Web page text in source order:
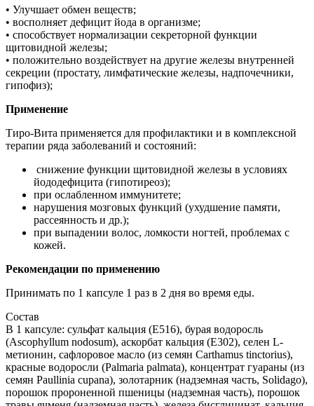
• Улучшает обмен веществ;
• восполняет дефицит йода в организме;
• способствует нормализации секреторной функции
щитовидной железы;
• положительно воздействует на другие железы внутренней
секреции (простату, лимфатические железы, надпочечники,
гипофиз);
Применение
Тиро-Вита применяется для профилактики и в комплексной
терапии ряда заболеваний и состояний:
снижение функции щитовидной железы в условиях
йододефицита (гипотиреоз);
при ослабленном иммунитете;
нарушения мозговых функций (ухудшение памяти,
рассеянность и др.);
при выпадении волос, ломкости ногтей, проблемах с
кожей.
Рекомендации по применению
Принимать по 1 капсуле 1 раз в 2 дня во время еды.
Состав
В 1 капсуле: сульфат кальция (E516), бурая водоросль
(Ascophyllum nodosum), аскорбат кальция (E302), селен L-
метионин, сафлоровое масло (из семян Carthamus tinctorius),
красные водоросли (Palmaria palmata), концентрат гуараны (из
семян Paullinia cupana), золотарник (надземная часть, Solidago),
порошок пророненной пшеницы (надземная часть), порошок